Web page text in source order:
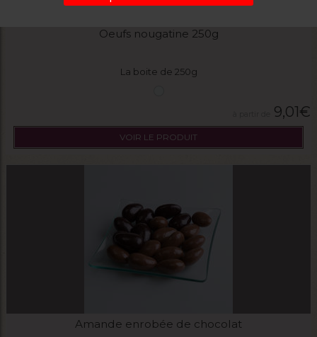
Oeufs nougatine 250g
La boite de 250g
9,01€
VOIR LE PRODUIT
Amande enrobée de chocolat